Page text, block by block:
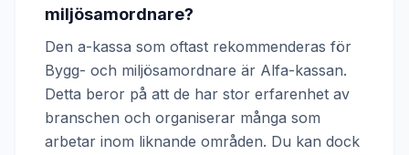
miljösamordnare?
Den a-kassa som oftast rekommenderas för
Bygg- och miljösamordnare är Alfa-kassan.
Detta beror på att de har stor erfarenhet av
branschen och organiserar många som
arbetar inom liknande områden. Du kan dock